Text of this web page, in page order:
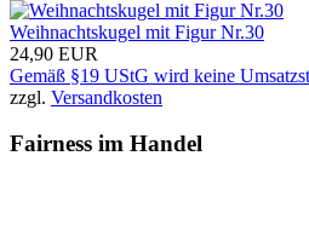
Weihnachtskugel mit Figur Nr.30
24,90 EUR
Gemäß §19 UStG wird keine
zzgl. Versandkosten
Fairness im Handel